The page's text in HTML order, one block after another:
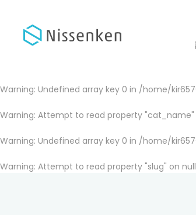
Warning: Undefined array key 0 in /home/
Warning: Attempt to read property "cat_name"
Warning: Undefined array key 0 in /home/
Warning: Attempt to read property "slug" on